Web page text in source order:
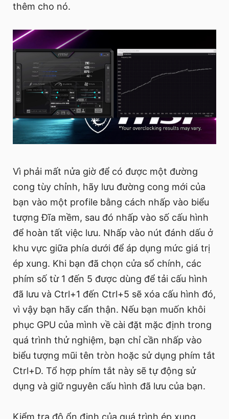
thêm cho nó.
Vì phải mất nửa giờ để có được một đường
cong tùy chỉnh, hãy lưu đường cong mới của
bạn vào một profile bằng cách nhấp vào biểu
tượng Đĩa mềm, sau đó nhấp vào số cấu hình
để hoàn tất việc lưu. Nhấp vào nút đánh dấu ở
khu vực giữa phía dưới để áp dụng mức giá trị
ép xung. Khi bạn đã chọn cửa sổ chính, các
phím số từ 1 đến 5 được dùng để tải cấu hình
đã lưu và Ctrl+1 đến Ctrl+5 sẽ xóa cấu hình đó,
vì vậy bạn hãy cẩn thận. Nếu bạn muốn khôi
phục GPU của mình về cài đặt mặc định trong
quá trình thử nghiệm, bạn chỉ cần nhấp vào
biểu tượng mũi tên tròn hoặc sử dụng phím tắt
Ctrl+D. Tổ hợp phím tắt này sẽ tự động sử
dụng và giữ nguyên cấu hình đã lưu của bạn.
Kiểm tra độ ổn định của quá trình ép xung